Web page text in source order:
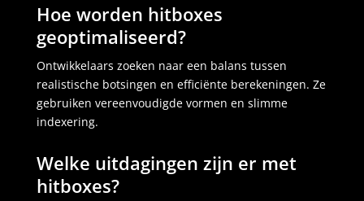
Hoe worden hitboxes
geoptimaliseerd?
Ontwikkelaars zoeken naar een balans tussen
realistische botsingen en efficiënte berekeningen. Ze
gebruiken vereenvoudigde vormen en slimme
indexering.
Welke uitdagingen zijn er met
hitboxes?